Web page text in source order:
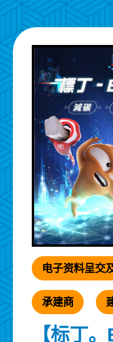
电子资料呈交
承建商
【标丁